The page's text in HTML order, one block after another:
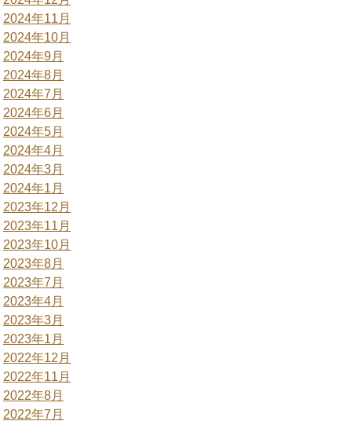
2024年11月
2024年10月
2024年9月
2024年8月
2024年7月
2024年6月
2024年5月
2024年4月
2024年3月
2024年1月
2023年12月
2023年11月
2023年10月
2023年8月
2023年7月
2023年4月
2023年3月
2023年1月
2022年12月
2022年11月
2022年8月
2022年7月